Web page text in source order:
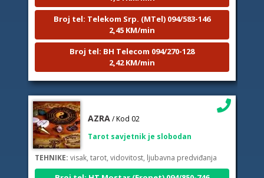
Broj tel: Telekom Srp. (MTel) 094/583-146
2,45 KM/min
Broj tel: BH Telecom 094/270-128
2,42 KM/min
TEHNIKE:visak, tarot, vidovitost, ljubavna predviđanja
Broj tel: HT Mostar (Eronet) 094/850-746